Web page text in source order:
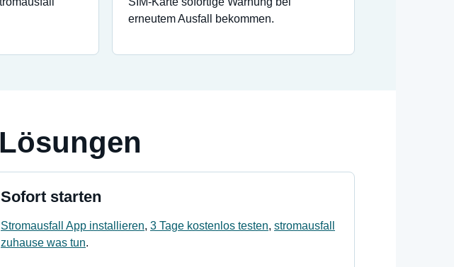
erneutem Ausfall bekommen.
Sofort starten
Stromausfall App installieren, 3 Tage kostenlos testen, stromausfall
zuhause was tun.